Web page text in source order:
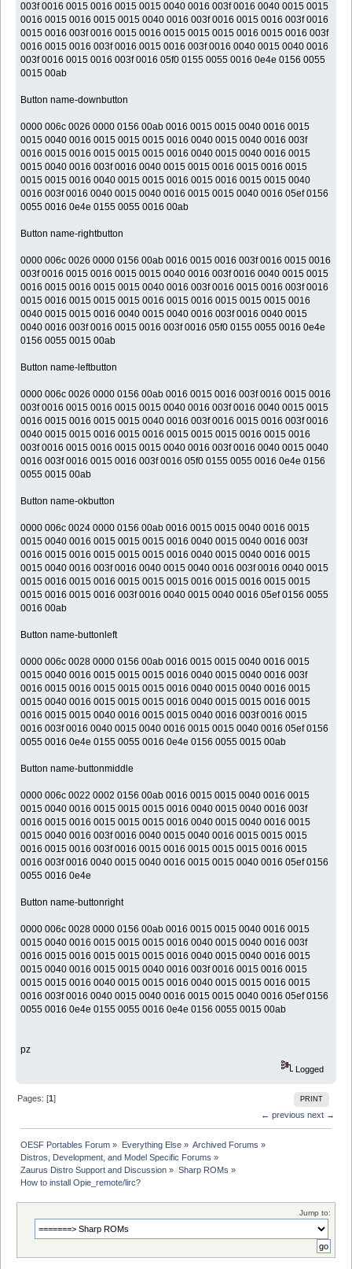
003f 0016 0015 0016 0015 0015 0040 0016 003f 0016 0040 0015 0015
0016 0015 0016 0015 0015 0040 0016 003f 0016 0015 0016 003f 0016
0015 0016 003f 0016 0015 0016 0015 0015 0015 0016 0015 0016 003f
0016 0015 0016 003f 0016 0015 0016 003f 0016 0040 0015 0040 0016
003f 0016 0015 0016 003f 0016 05f0 0155 0055 0016 0e4e 0156 0055
0015 00ab
Button name-downbutton
0000 006c 0026 0000 0156 00ab 0016 0015 0015 0040 0016 0015
0015 0040 0016 0015 0015 0015 0016 0040 0015 0040 0016 003f
0016 0015 0016 0015 0015 0015 0016 0040 0015 0040 0016 0015
0015 0040 0016 003f 0016 0040 0015 0015 0016 0015 0016 0015
0015 0015 0016 0040 0015 0015 0016 0015 0016 0015 0015 0040
0016 003f 0016 0040 0015 0040 0016 0015 0015 0040 0016 05ef 0156
0055 0016 0e4e 0155 0055 0016 00ab
Button name-rightbutton
0000 006c 0026 0000 0156 00ab 0016 0015 0016 003f 0016 0015 0016
003f 0016 0015 0016 0015 0015 0040 0016 003f 0016 0040 0015 0015
0016 0015 0016 0015 0015 0040 0016 003f 0016 0015 0016 003f 0016
0015 0016 0015 0015 0015 0016 0015 0016 0015 0015 0015 0016
0040 0015 0015 0016 0040 0015 0040 0016 003f 0016 0040 0015
0040 0016 003f 0016 0015 0016 003f 0016 05f0 0155 0055 0016 0e4e
0156 0055 0015 00ab
Button name-leftbutton
0000 006c 0026 0000 0156 00ab 0016 0015 0016 003f 0016 0015 0016
003f 0016 0015 0016 0015 0015 0040 0016 003f 0016 0040 0015 0015
0016 0015 0016 0015 0015 0040 0016 003f 0016 0015 0016 003f 0016
0040 0015 0015 0016 0015 0016 0015 0015 0015 0016 0015 0016
003f 0016 0015 0016 0015 0015 0040 0016 003f 0016 0040 0015 0040
0016 003f 0016 0015 0016 003f 0016 05f0 0155 0055 0016 0e4e 0156
0055 0015 00ab
Button name-okbutton
0000 006c 0024 0000 0156 00ab 0016 0015 0015 0040 0016 0015
0015 0040 0016 0015 0015 0015 0016 0040 0015 0040 0016 003f
0016 0015 0016 0015 0015 0015 0016 0040 0015 0040 0016 0015
0015 0040 0016 003f 0016 0040 0015 0040 0016 003f 0016 0040 0015
0015 0016 0015 0016 0015 0015 0015 0016 0015 0016 0015 0015
0015 0016 0015 0016 003f 0016 0040 0015 0040 0016 05ef 0156 0055
0016 00ab
Button name-buttonleft
0000 006c 0028 0000 0156 00ab 0016 0015 0015 0040 0016 0015
0015 0040 0016 0015 0015 0015 0016 0040 0015 0040 0016 003f
0016 0015 0016 0015 0015 0015 0016 0040 0015 0040 0016 0015
0015 0040 0016 0015 0015 0015 0016 0040 0015 0015 0016 0015
0016 0015 0015 0040 0016 0015 0015 0040 0016 003f 0016 0015
0016 003f 0016 0040 0015 0040 0016 0015 0015 0040 0016 05ef 0156
0055 0016 0e4e 0155 0055 0016 0e4e 0156 0055 0015 00ab
Button name-buttonmiddle
0000 006c 0022 0002 0156 00ab 0016 0015 0015 0040 0016 0015
0015 0040 0016 0015 0015 0015 0016 0040 0015 0040 0016 003f
0016 0015 0016 0015 0015 0015 0016 0040 0015 0040 0016 0015
0015 0040 0016 003f 0016 0040 0015 0040 0016 0015 0015 0015
0016 0015 0016 003f 0016 0015 0016 0015 0015 0015 0016 0015
0016 003f 0016 0040 0015 0040 0016 0015 0015 0040 0016 05ef 0156
0055 0016 0e4e
Button name-buttonright
0000 006c 0028 0000 0156 00ab 0016 0015 0015 0040 0016 0015
0015 0040 0016 0015 0015 0015 0016 0040 0015 0040 0016 003f
0016 0015 0016 0015 0015 0015 0016 0040 0015 0040 0016 0015
0015 0040 0016 0015 0015 0040 0016 003f 0016 0015 0016 0015
0015 0015 0016 0040 0015 0015 0016 0040 0015 0015 0016 0015
0016 003f 0016 0040 0015 0040 0016 0015 0015 0040 0016 05ef 0156
0055 0016 0e4e 0155 0055 0016 0e4e 0156 0055 0015 00ab
pz
Logged
PRINT
Pages: [1]
← previous next →
OESF Portables Forum » Everything Else» Archived Forums »
Distros, Development, and Model Specific Forums »
Zaurus Distro Support and Discussion » Sharp ROMs »
How to install Opie_remote/lirc?
Jump to: